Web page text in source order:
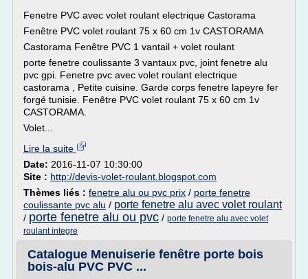
Fenetre PVC avec volet roulant electrique Castorama
Fenêtre PVC volet roulant 75 x 60 cm 1v CASTORAMA
Castorama Fenêtre PVC 1 vantail + volet roulant
porte fenetre coulissante 3 vantaux pvc, joint fenetre alu
pvc gpi. Fenetre pvc avec volet roulant electrique
castorama , Petite cuisine. Garde corps fenetre lapeyre fer
forgé tunisie. Fenêtre PVC volet roulant 75 x 60 cm 1v
CASTORAMA.
Volet...
Lire la suite
Date: 2016-11-07 10:30:00
Site : http://devis-volet-roulant.blogspot.com
Thèmes liés : fenetre alu ou pvc prix / porte fenetre
coulissante pvc alu / porte fenetre alu avec volet roulant
/ porte fenetre alu ou pvc / porte fenetre alu avec volet
roulant integre
Catalogue Menuiserie fenêtre porte bois
bois-alu PVC PVC ...